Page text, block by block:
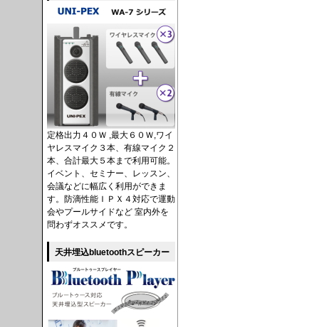
定格出力４０Ｗ ,最大６０Ｗ,ワイ
ヤレスマイク３本、有線マイク２
本、合計最大５本まで利用可能。
イベント、セミナー、レッスン、
会議などに幅広く利用ができま
す。防滴性能ＩＰＸ４対応で運動
会やプールサイドなど 室内外を
問わずオススメです。
天井埋込bluetoothスピーカー